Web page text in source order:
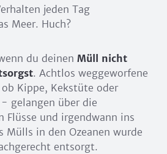
jeden Tag
Meer. Huch?
du deinen Müll nicht
. Achtlos weggeworfene
Kippe, Kekstüte oder
gelangen über die
Flüsse und irgendwann ins
Mülls in den Ozeanen wurde
entsorgt.